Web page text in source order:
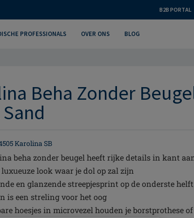
B2B PORTAL
PROFESSIONALS OVER ONS BLOG
Beha Zonder
Karolina SB
beha zonder beugel heeft rijke details in kant
look waar je dol op zal zijn
en glanzende streepjesprint op de onderste
is een streling voor het oog
hoesjes in microvezel houden je borstprothese